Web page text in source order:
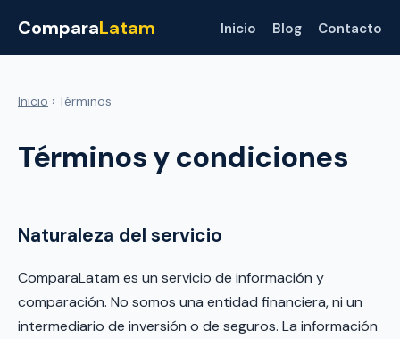
ComparaLatam Inicio Blog Contacto
Inicio › Términos
Términos y condiciones
Naturaleza del servicio
ComparaLatam es un servicio de información y
comparación. No somos una entidad financiera, ni un
intermediario de inversión o de seguros. La información